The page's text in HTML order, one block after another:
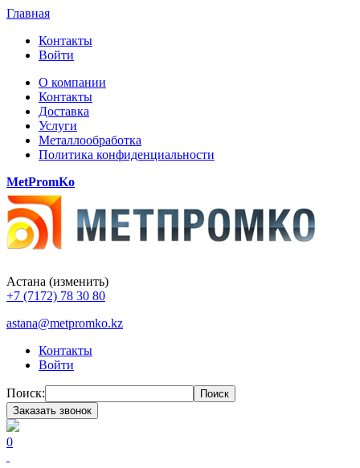
Главная
Контакты
Войти
О компании
Контакты
Доставка
Услуги
Металлообработка
Политика конфиденциальности
MetPromKo
Астана (изменить)
+7 (7172) 78 30 80
astana@metpromko.kz
Контакты
Войти
Поиск:
Поиск
Заказать звонок
0